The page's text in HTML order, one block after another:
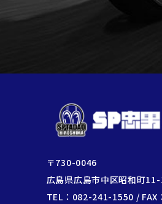
〒730-0046
広島県広島市中区昭和町
TEL：082-241-1550 /